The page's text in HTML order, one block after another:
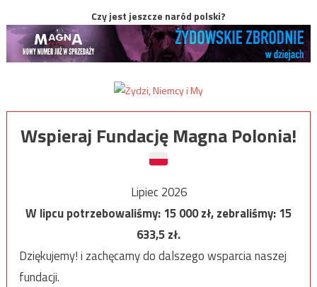
Czy jest jeszcze naród polski?
Wspieraj Fundację Magna Polonia!
Lipiec 2026
W lipcu potrzebowaliśmy:15 000zł, zebraliśmy:15
633,5zł.
Dziękujemy! i zachęcamy do dalszego wsparcia naszej
fundacji.